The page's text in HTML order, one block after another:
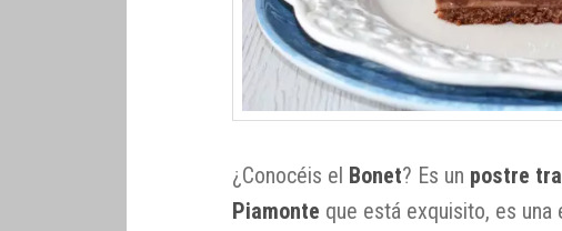
¿Conocéis el Bonet? Es un postre
Piamonte que está exquisito, es una